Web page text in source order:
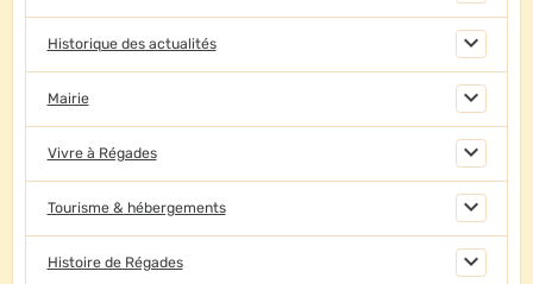
Historique des actualités
Mairie
Vivre à Régades
Tourisme & hébergements
Histoire de Régades